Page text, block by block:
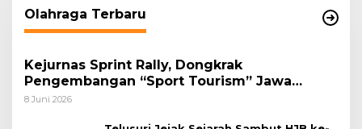
Olahraga Terbaru
Kejurnas Sprint Rally, Dongkrak
Pengembangan “Sport Tourism” Jawa
Tengah
8 Juni 2026